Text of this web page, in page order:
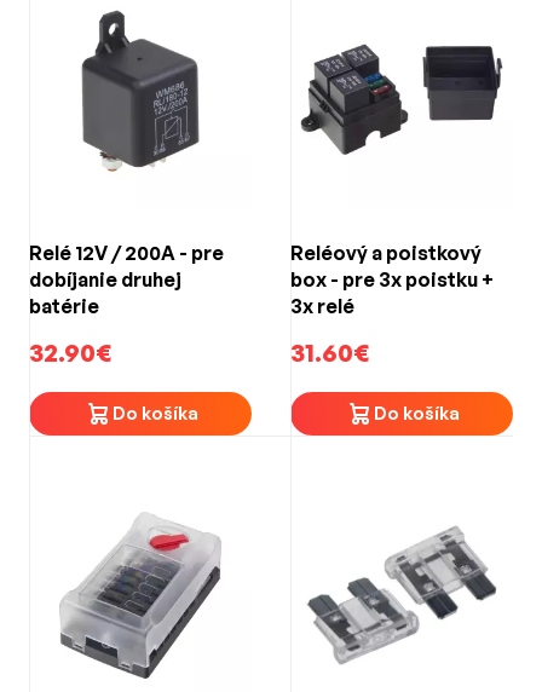
Relé 12V / 200A - pre
dobíjanie druhej
batérie
32.90€
Do košíka
Reléový a poistkový
box - pre 3x poistku +
3x relé
31.60€
Do košíka